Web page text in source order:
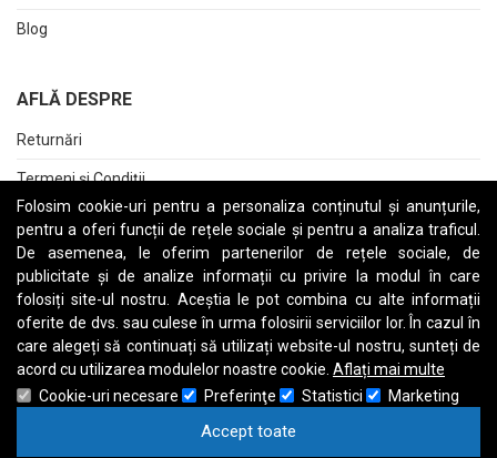
Folosim cookie-uri pentru a personaliza conținutul și anunțurile,
pentru a oferi funcții de rețele sociale și pentru a analiza traficul.
De asemenea, le oferim partenerilor de rețele sociale, de
publicitate și de analize informații cu privire la modul în care
folosiți site-ul nostru. Aceștia le pot combina cu alte informații
oferite de dvs. sau culese în urma folosirii serviciilor lor. În cazul în
care alegeți să continuați să utilizați website-ul nostru, sunteți de
acord cu utilizarea modulelor noastre cookie. Aflați mai multe
Cookie-uri necesare
Preferinţe Statistici Marketing
Accept toate
Blog
AFLĂ DESPRE
Returnări
Termeni și Condiții
Raport date personale
Cerere stergere cont
ABCDEFGHIJKLMNOPQRSTUV WXYZ